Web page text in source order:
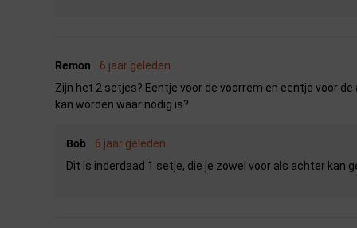
Remon
6 jaar geleden
Zijn het 2 setjes? Eentje voor de voorrem en eentje voor
kan worden waar nodig is?
Bob
6 jaar geleden
Dit is inderdaad 1 setje, die je zowel voor als achter kan